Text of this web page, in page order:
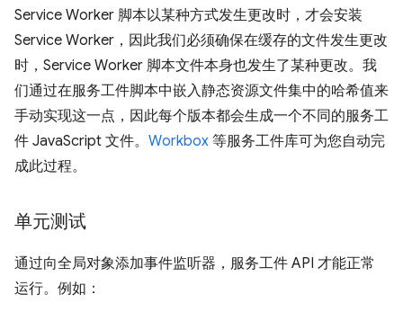
Service Worker 脚本以某种方式发生更改时，才会安装
Service Worker，因此我们必须确保在缓存的文件发生更改
时，Service Worker 脚本文件本身也发生了某种更改。我
们通过在服务工件脚本中嵌入静态资源文件集中的哈希值来
手动实现这一点，因此每个版本都会生成一个不同的服务工
件 JavaScript 文件。 Workbox 等服务工件库可为您自动完
成此过程。
单元测试
通过向全局对象添加事件监听器，服务工件 API 才能正常
运行。例如：